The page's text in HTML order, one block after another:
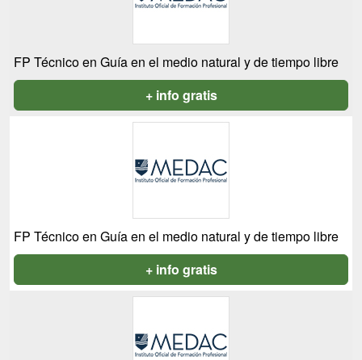
FP Técnico en Guía en el medio natural y de tiempo libre
+ info gratis
FP Técnico en Guía en el medio natural y de tiempo libre
+ info gratis